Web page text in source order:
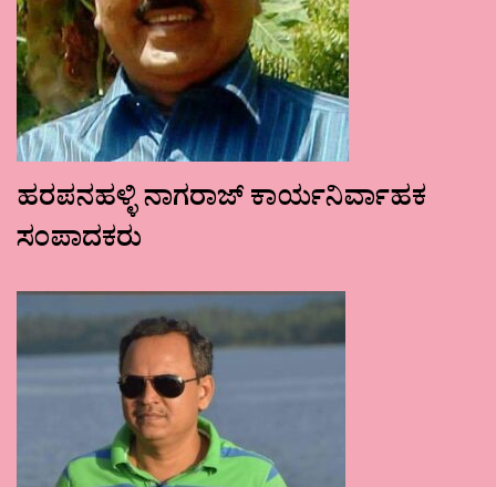
ಹರಪನಹಳ್ಳಿ ನಾಗರಾಜ್ ಕಾರ್ಯನಿರ್ವಾಹಕ
ಸಂಪಾದಕರು